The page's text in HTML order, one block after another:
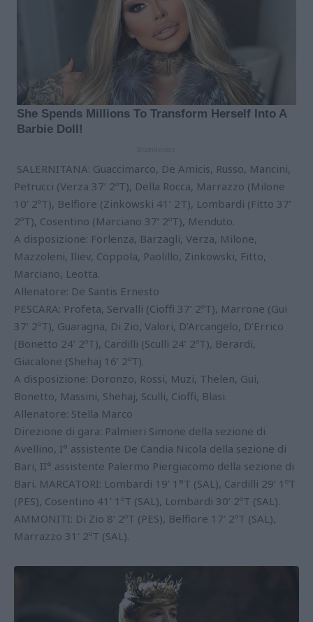
SALERNITANA: Guaccimarco, De Amicis, Russo, Mancini,
Petrucci (Verza 37’ 2ºT), Della Rocca, Marrazzo (Milone
10’ 2ºT), Belfiore (Zinkowski 41’ 2T), Lombardi (Fitto 37’
2ºT), Cosentino (Marciano 37’ 2ºT), Menduto.
A disposizione: Forlenza, Barzagli, Verza, Milone,
Mazzoleni, Iliev, Coppola, Paolillo, Zinkowski, Fitto,
Marciano, Leotta.
Allenatore: De Santis Ernesto
PESCARA: Profeta, Servalli (Cioffi 37’ 2ºT), Marrone (Gui
37’ 2ºT), Guaragna, Di Zio, Valori, D’Arcangelo, D’Errico
(Bonetto 24’ 2ºT), Cardilli (Sculli 24’ 2ºT), Berardi,
Giacalone (Shehaj 16’ 2ºT).
A disposizione: Doronzo, Rossi, Muzi, Thelen, Gui,
Bonetto, Massini, Shehaj, Sculli, Cioffi, Blasi.
Allenatore: Stella Marco
Direzione di gara: Palmieri Simone della sezione di
Avellino, I° assistente De Candia Nicola della sezione di
Bari, II° assistente Palermo Piergiacomo della sezione di
Bari. MARCATORI: Lombardi 19’ 1°T (SAL), Cardilli 29’ 1ºT
(PES), Cosentino 41’ 1ºT (SAL), Lombardi 30’ 2ºT (SAL).
AMMONITI: Di Zio 8’ 2ºT (PES), Belfiore 17’ 2ºT (SAL),
Marrazzo 31’ 2ºT (SAL).